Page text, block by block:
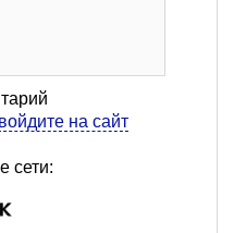
войдите на сайт
сети: